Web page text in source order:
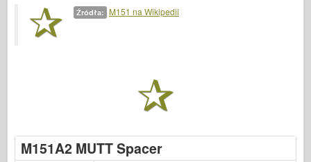
Trębacz
Zvezda
Kontakt
Źródła: M151 na Wikipedii
M151A2 MUTT Spacer